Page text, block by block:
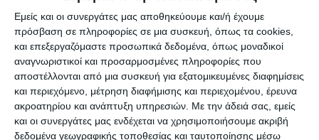
Εμείς και οι συνεργάτες μας αποθηκεύουμε και/ή έχουμε
πρόσβαση σε πληροφορίες σε μια συσκευή, όπως τα cookies,
και επεξεργαζόμαστε προσωπικά δεδομένα, όπως μοναδικοί
αναγνωριστικοί και προσαρμοσμένες πληροφορίες που
αποστέλλονται από μια συσκευή για εξατομικευμένες διαφημίσεις
και περιεχόμενο, μέτρηση διαφήμισης και περιεχομένου, έρευνα
ακροατηρίου και ανάπτυξη υπηρεσιών. Με την άδειά σας, εμείς
και οι συνεργάτες μας ενδέχεται να χρησιμοποιήσουμε ακριβή
δεδομένα γεωγραφικής τοποθεσίας και ταυτοποίησης μέσω
Pentel Oil Pastels – 12 βασικά
χρώματα για δημιουργία χωρίς όρια
Το σετ λαδοπαστέλ Pentel PHN-12 περιλαμβάνει
12 βασικά χρώματα με έντονη απόδοση και
ομοιόμορφη υφή. Ιδανικά για μαθητές, αρχάριους
αλλά και ερασιτέχνες καλλιτέχνες, προσφέρουν